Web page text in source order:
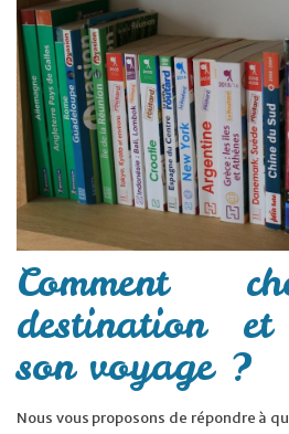
Comment
destination
son voyage ?
Nous vous proposons de répondre à